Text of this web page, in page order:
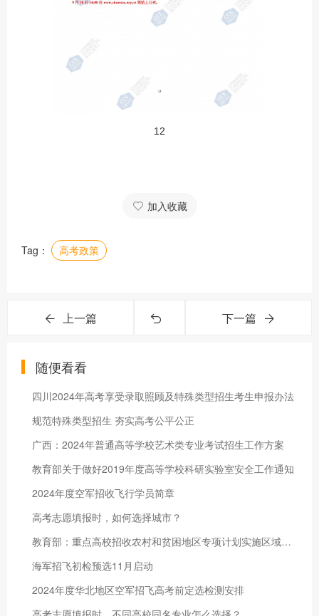
12
加入收藏
Tag： 高考政策
上一篇 下一篇
随便看看
四川2024年高考享受录取照顾及特殊类型招生考生申报办法
规范特殊类型招生 夯实高考公平公正
广西：2024年普通高等学校艺术类专业考试招生工作方案
教育部关于做好2019年度高等学校科研实验室安全工作通知
2024年度空军招收飞行学员简章
高考志愿填报时，如何选择城市？
教育部：重点高校招收农村和贫困地区专项计划实施区域不变
海军招飞初检预选11月启动
2024年度华北地区空军招飞高考前定选检测安排